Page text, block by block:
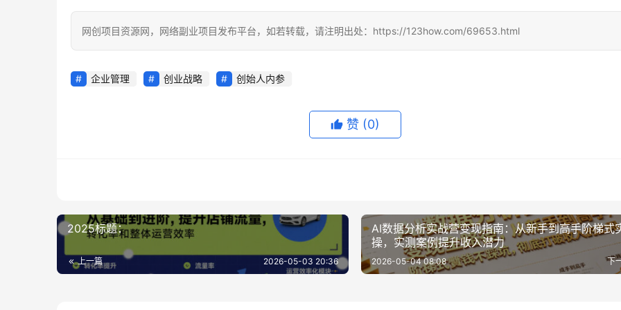
网创项目资源网，网络副业项目发布平台，如若转载，请注明出处：https://123how.com/69653.html
企业管理 创业战略 创始人内参
赞 (0)
2025标题：
上一篇 2026-05-03 20:36
AI数据分析实战营变现指南：从新手到高手阶梯式
操，实测案例提升收入潜力
下
2026-05-04 08:08